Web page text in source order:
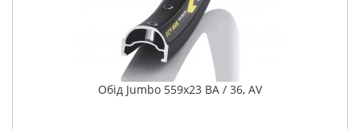
Обід Jumbo 559x23 BA / 36, AV